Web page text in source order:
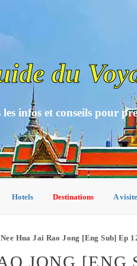
du
les infos et conseils pour
Hotels Destinations A
Hua Jai Rao Jong [Eng Sub] Ep
JONG [ENG